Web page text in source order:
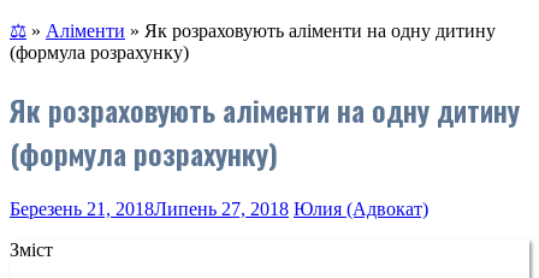
⚖ » Аліменти » Як розраховують аліменти на одну дитину
(формула розрахунку)
Як розраховують аліменти на одну дитину
(формула розрахунку)
Березень 21, 2018Липень 27, 2018 Юлия (Адвокат)
Зміст